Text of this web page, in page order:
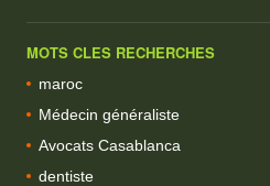
MOTS CLES RECHERCHES
maroc
Médecin généraliste
Avocats Casablanca
dentiste